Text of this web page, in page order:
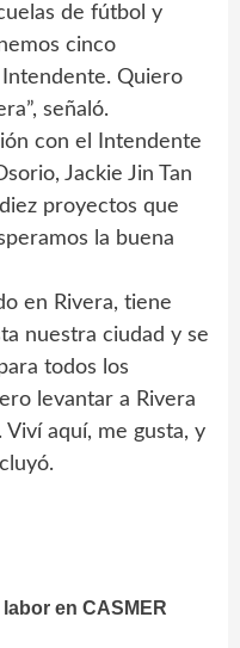
de fútbol y
cinco
Quiero
señaló.
con el Intendente
Jackie Jin Tan
proyectos que
la buena
en Rivera, tiene
nuestra ciudad y se
todos los
levantar a Rivera
aquí, me gusta, y
en CASMER